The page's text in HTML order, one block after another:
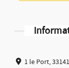
1 le Port, 33141